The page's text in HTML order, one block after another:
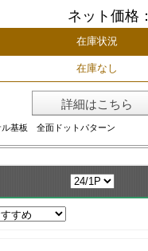
ネット価格：
在庫状況
在庫なし
詳細はこちら
ル基板 全面ドットパターン